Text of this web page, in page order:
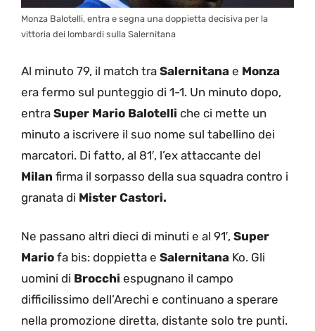
Monza Balotelli, entra e segna una doppietta decisiva per la
vittoria dei lombardi sulla Salernitana
Al minuto 79, il match tra Salernitana e Monza
era fermo sul punteggio di 1-1. Un minuto dopo,
entra Super Mario Balotelli che ci mette un
minuto a iscrivere il suo nome sul tabellino dei
marcatori. Di fatto, al 81′, l’ex attaccante del
Milan firma il sorpasso della sua squadra contro i
granata di Mister Castori.
Ne passano altri dieci di minuti e al 91′, Super
Mario fa bis: doppietta e Salernitana Ko. Gli
uomini di Brocchi espugnano il campo
difficilissimo dell’Arechi e continuano a sperare
nella promozione diretta, distante solo tre punti.